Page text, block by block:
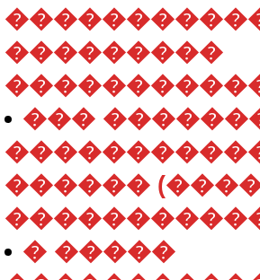
���������
���
������
� �����